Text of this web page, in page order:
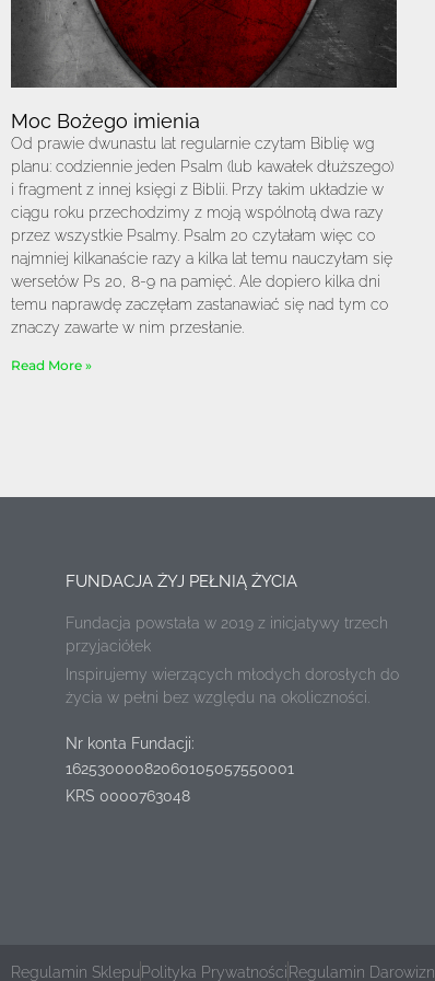
Moc Bożego imienia
Od prawie dwunastu lat regularnie czytam Biblię wg
planu: codziennie jeden Psalm (lub kawałek dłuższego)
i fragment z innej księgi z Biblii. Przy takim układzie w
ciągu roku przechodzimy z moją wspólnotą dwa razy
przez wszystkie Psalmy. Psalm 20 czytałam więc co
najmniej kilkanaście razy a kilka lat temu nauczyłam się
wersetów Ps 20, 8-9 na pamięć. Ale dopiero kilka dni
temu naprawdę zaczęłam zastanawiać się nad tym co
znaczy zawarte w nim przesłanie.
Read More »
FUNDACJA ŻYJ PEŁNIĄ ŻYCIA
Fundacja powstała w 2019 z inicjatywy trzech
przyjaciółek
Inspirujemy wierzących młodych dorosłych do
życia w pełni bez względu na okoliczności.
Nr konta Fundacji:
16253000082060105057550001
KRS 0000763048
Regulamin Sklepu Polityka Prywatności Regulamin Darowizn